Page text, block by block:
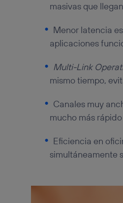
masivas que
Menor latencia
aplicaciones
Multi-Link
mismo tiempo,
Canales muy
mucho más rápido
Eficiencia en
simultáneamente